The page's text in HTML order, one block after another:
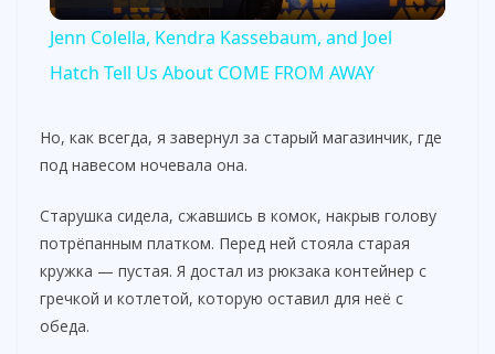
a
y
V
i
Jenn Colella, Kendra Kassebaum, and Joel
Hatch Tell Us About COME FROM AWAY
Но, как всегда, я завернул за старый магазинчик, где
под навесом ночевала она.
Старушка сидела, сжавшись в комок, накрыв голову
потрёпанным платком. Перед ней стояла старая
кружка — пустая. Я достал из рюкзака контейнер с
гречкой и котлетой, которую оставил для неё с
обеда.